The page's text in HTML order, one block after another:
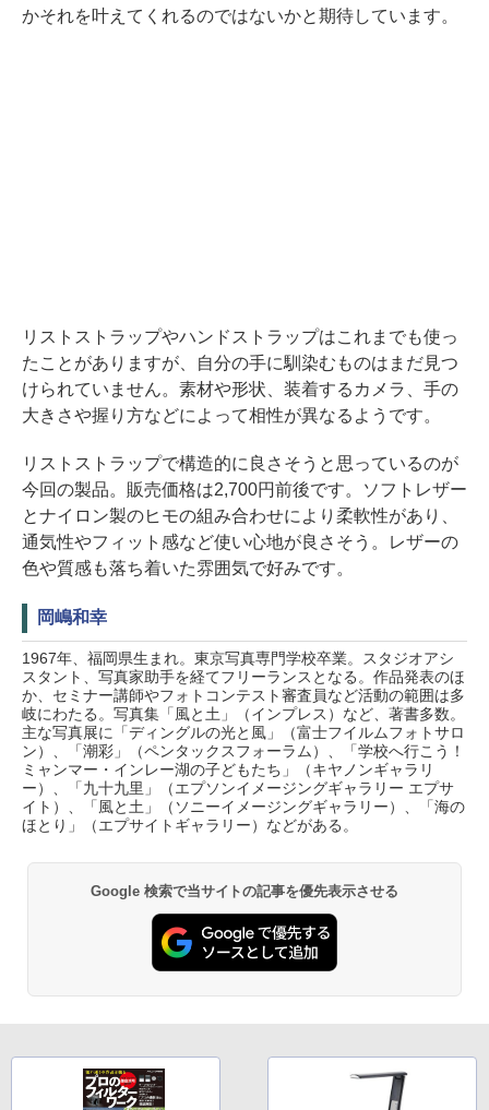
かそれを叶えてくれるのではないかと期待しています。
リストストラップやハンドストラップはこれまでも使っ
たことがありますが、自分の手に馴染むものはまだ見つ
けられていません。素材や形状、装着するカメラ、手の
大きさや握り方などによって相性が異なるようです。
リストストラップで構造的に良さそうと思っているのが
今回の製品。販売価格は2,700円前後です。ソフトレザー
とナイロン製のヒモの組み合わせにより柔軟性があり、
通気性やフィット感など使い心地が良さそう。レザーの
色や質感も落ち着いた雰囲気で好みです。
岡嶋和幸
1967年、福岡県生まれ。東京写真専門学校卒業。スタジオアシ
スタント、写真家助手を経てフリーランスとなる。作品発表のほ
か、セミナー講師やフォトコンテスト審査員など活動の範囲は多
岐にわたる。写真集「風と土」（インプレス）など、著書多数。
主な写真展に「ディングルの光と風」（富士フイルムフォトサロ
ン）、「潮彩」（ペンタックスフォーラム）、「学校へ行こう！
ミャンマー・インレー湖の子どもたち」（キヤノンギャラリ
ー）、「九十九里」（エプソンイメージングギャラリー エプサ
イト）、「風と土」（ソニーイメージングギャラリー）、「海の
ほとり」（エプサイトギャラリー）などがある。
Google 検索で当サイトの記事を優先表示させる